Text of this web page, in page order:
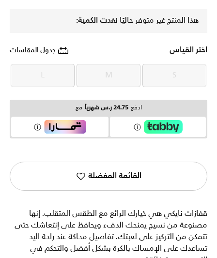
هذا المنتج غير متوفر حاليًا نفدت الكمية:
اختر القياس جدول المقاسات
S
S
M
M
L
L
ادفع 24.75 ر.س شهرياً مع
القائمة المفضلة
قفازات نايكي هي خيارك الرائع مع الطقس المتقلب. إنها
مصنوعة من نسيج يمنحك الدفء ويحافظ على إنتعاشك حتى
تتمكن من التركيز على لعبتك. تفاصيل محاكة عند راحة اليد
تساعدك على الإمساك بالكرة بشكل أفضل والتحكم في